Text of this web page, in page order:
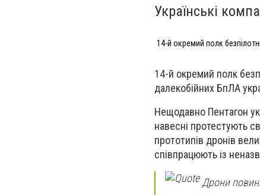
Українські
14-й окремий полк
14-й окремий полк
далекобійних БпЛА
Нещодавно Пентагон
навесні протестують
прототипів дронів
співпрацюють із
Дрони